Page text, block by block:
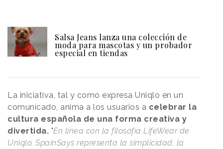
Salsa Jeans lanza una colección de
moda para mascotas y un probador
especial en tiendas
La iniciativa, tal y como expresa Uniqlo en un
comunicado, anima a los usuarios a celebrar la
cultura española de una forma creativa y
divertida. "En línea con la filosofía LifeWear de
Uniqlo, SpainSays representa la simplicidad, la